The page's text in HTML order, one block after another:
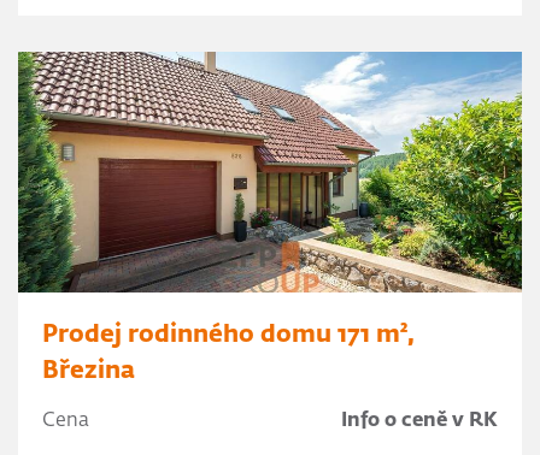
Prodej rodinného domu 171 m²,
Březina
Cena Info o ceně v RK